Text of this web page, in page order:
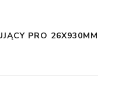
PRO 26X930MM